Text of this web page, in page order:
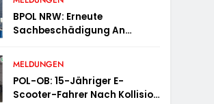
BPOL NRW: Erneute
Sachbeschädigung An
MELDUNGEN
POL-OB: 15-Jähriger E-
Scooter-Fahrer Nach Kollision